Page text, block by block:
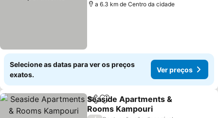
a 6.3 km de Centro da cidade
Selecione as datas para ver os preços
exatos.
Ver preços
PartilharAdicionar aos favoritos
Seaside Apartments &
Rooms Kampouri